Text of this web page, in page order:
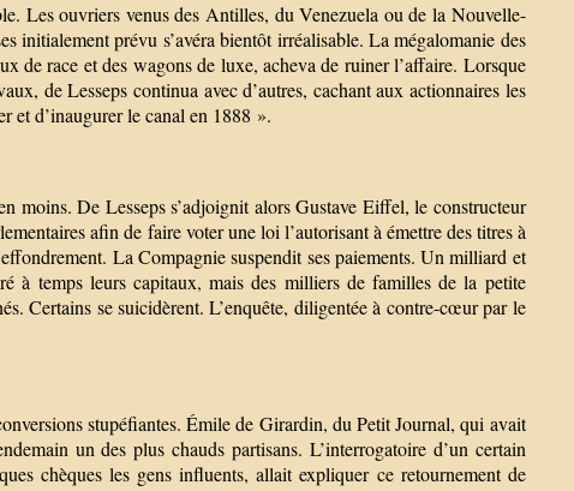
Les ouvriers venus des Antilles, du Venezuela ou de la Nouvelle-
initialement prévu s’avéra bientôt irréalisable. La mégalomanie des
de race et des wagons de luxe, acheva de ruiner l’affaire. Lorsque
de Lesseps continua avec d’autres, cachant aux actionnaires les
et d’inaugurer le canal en 1888 ».
moins. De Lesseps s’adjoignit alors Gustave Eiffel, le constructeur
afin de faire voter une loi l’autorisant à émettre des titres à
La Compagnie suspendit ses paiements. Un milliard et
à temps leurs capitaux, mais des milliers de familles de la petite
Certains se suicidèrent. L’enquête, diligentée à contre-cœur par le
stupéfiantes. Émile de Girardin, du Petit Journal, qui avait
un des plus chauds partisans. L’interrogatoire d’un certain
chèques les gens influents, allait expliquer ce retournement de